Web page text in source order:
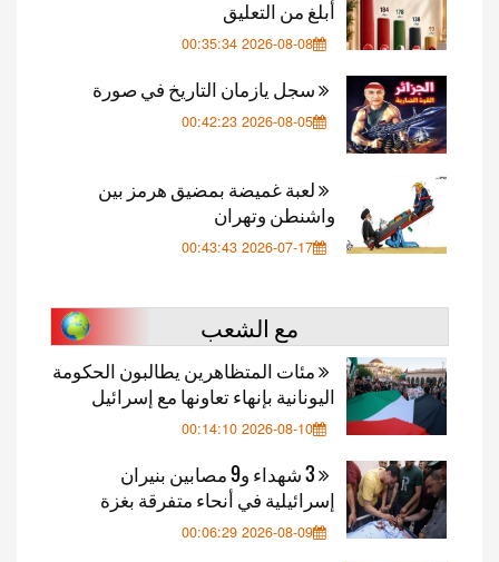
أبلغ من التعليق
2026-08-08 00:35:34
سجل يازمان التاريخ في صورة
2026-08-05 00:42:23
لعبة غميضة بمضيق هرمز بين
واشنطن وتهران
2026-07-17 00:43:43
مع الشعب
مئات المتظاهرين يطالبون الحكومة
اليونانية بإنهاء تعاونها مع إسرائيل
2026-08-10 00:14:10
3 شهداء و9 مصابين بنيران
إسرائيلية في أنحاء متفرقة بغزة
2026-08-09 00:06:29